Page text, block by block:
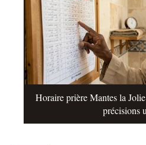
Horaire prière Mantes la
précisions